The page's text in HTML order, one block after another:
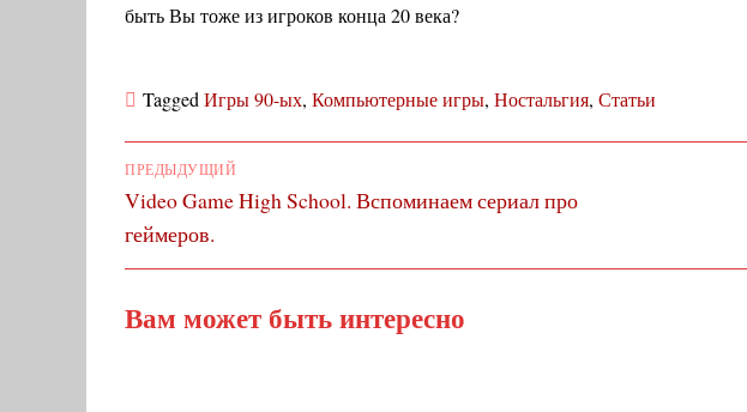
быть Вы тоже из игроков конца 20 века?
TaggedИгры 90-ых, Компьютерные игры, Ностальгия, Статьи
Навигация
по
записям
ПРЕДЫДУЩИЙ
Предыдущий
пост:
Video Game High School. Вспоминаем сериал про
геймеров.
Вам может быть интересно